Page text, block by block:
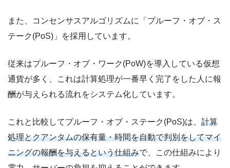
また、コンセンサスアルゴリズムに「プルーフ・オブ・ス
テーク(PoS)」を採用しています。
従来はプルーフ・オブ・ワーク(PoW)を導入している仮想
通貨が多く、これは計算処理が一番早く完了をした人に報
酬が与えられる流れをシステム化しています。
これと比較してプルーフ・オブ・ステーク(PoS)は、 計算
処理とクアンタムの保有量・時間を自動で判別をしてマイ
ニングの報酬を与えるという仕組みで、この仕組みにより